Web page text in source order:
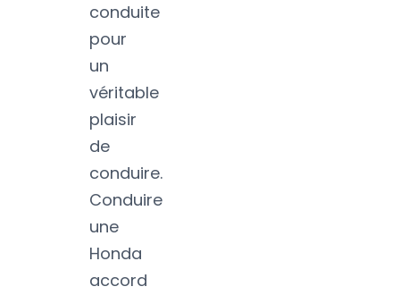
conduite
pour
un
véritable
plaisir
de
conduire.
Conduire
une
Honda
accord